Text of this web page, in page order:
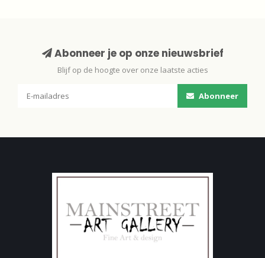
Abonneer je op onze nieuwsbrief
Blijf op de hoogte over onze laatste acties
Abonneer